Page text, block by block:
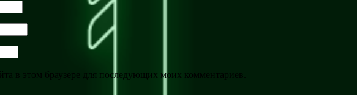
в этом браузере для последующих моих комментариев.